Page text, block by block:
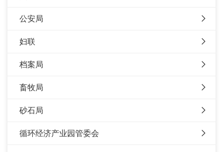
公安局
妇联
档案局
畜牧局
砂石局
循环经济产业园管委会